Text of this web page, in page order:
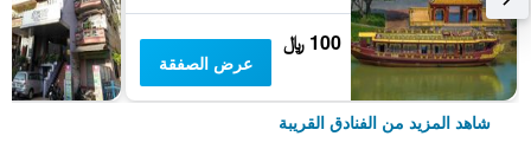
100 ﷼
عرض الصفقة
شاهد المزيد من الفنادق القريبة